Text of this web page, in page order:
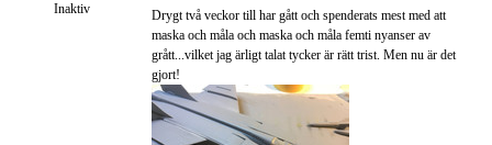
Inaktiv
Drygt två veckor till har gått och spenderats mest med att
maska och måla och maska och måla femti nyanser av
grått...vilket jag ärligt talat tycker är rätt trist. Men nu är det
gjort!